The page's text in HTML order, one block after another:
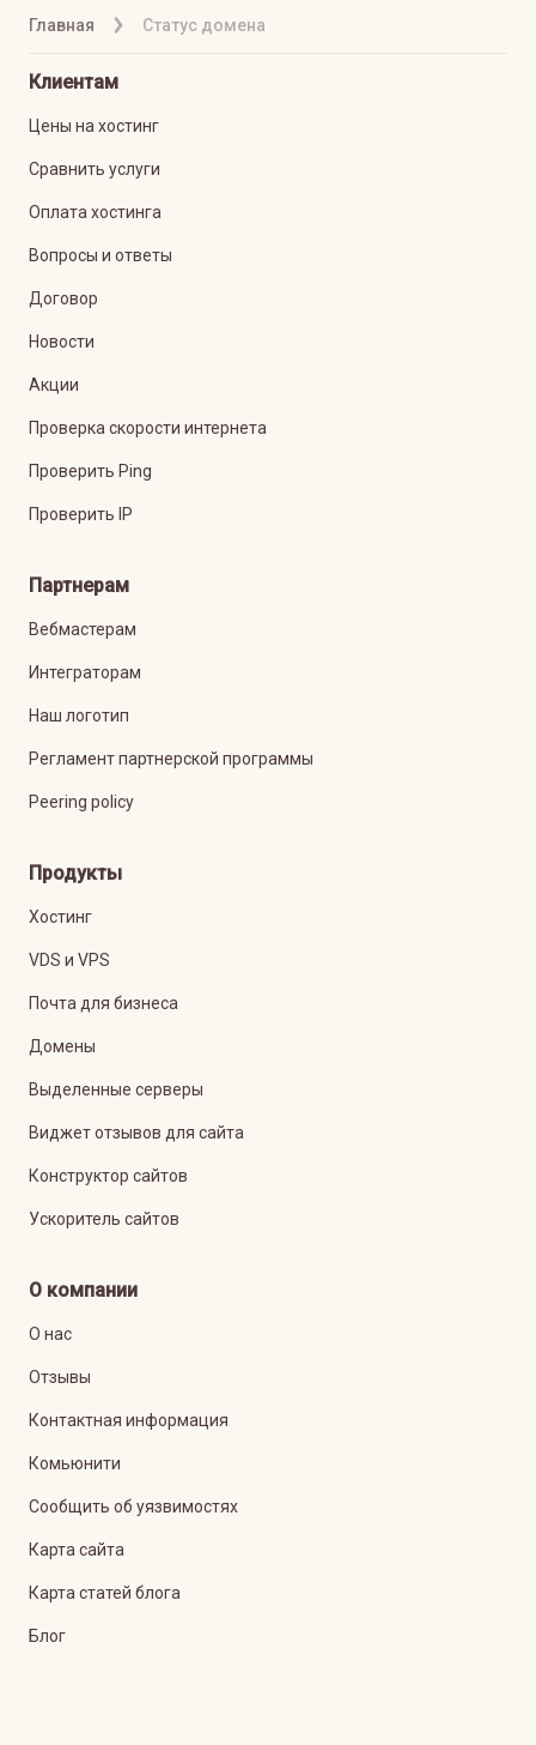
Главная Статус домена
Клиентам
Цены на хостинг
Сравнить услуги
Оплата хостинга
Вопросы и ответы
Договор
Новости
Акции
Проверка скорости интернета
Проверить Ping
Проверить IP
Партнерам
Вебмастерам
Интеграторам
Наш логотип
Регламент партнерской программы
Peering policy
Продукты
Хостинг
VDS и VPS
Почта для бизнеса
Домены
Выделенные серверы
Виджет отзывов для сайта
Конструктор сайтов
Ускоритель сайтов
О компании
О нас
Отзывы
Контактная информация
Комьюнити
Сообщить об уязвимостях
Карта сайта
Карта статей блога
Блог